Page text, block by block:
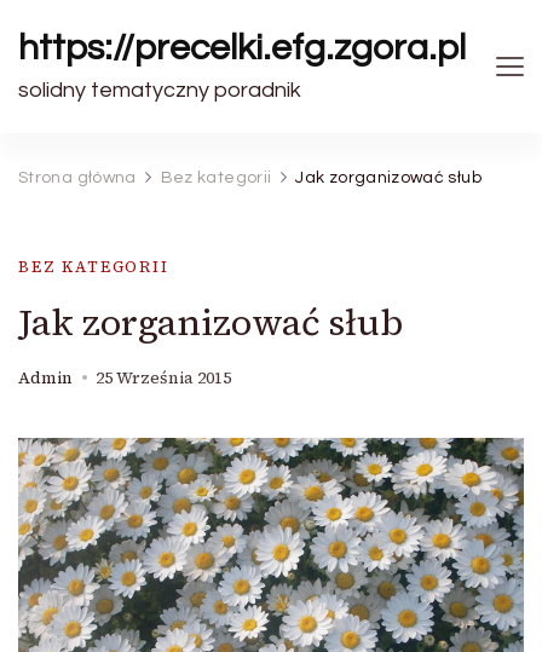
https://precelki.efg.zgora.pl
solidny tematyczny poradnik
Strona główna Bez kategorii Jak zorganizować słub
BEZ KATEGORII
Jak zorganizować słub
Admin 25 Września 2015